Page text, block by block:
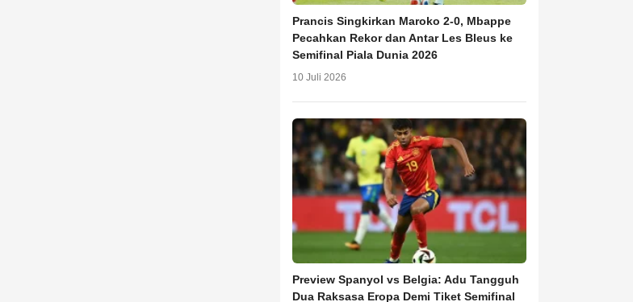
Prancis Singkirkan Maroko 2-0, Mbappe
Pecahkan Rekor dan Antar Les Bleus ke
Semifinal Piala Dunia 2026
10 Juli 2026
Preview Spanyol vs Belgia: Adu Tangguh
Dua Raksasa Eropa Demi Tiket Semifinal